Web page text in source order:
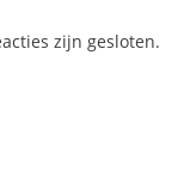
zijn gesloten.